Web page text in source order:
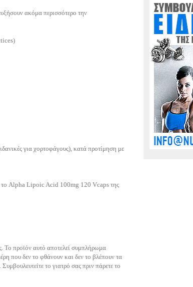
ακόμα περισσότερο την
για χορτοφάγους), κατά προτίμηση με
το Alpha Lipoic Acid 100mg 120 Vcaps της
Το προϊόν αυτό αποτελεί συμπλήρωμα
που δεν το φθάνουν και δεν το βλέπουν τα
το γιατρό σας πριν πάρετε το